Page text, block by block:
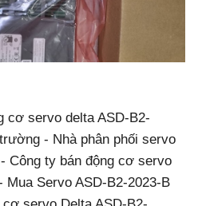
cơ servo delta ASD-B2-
- Nhà phân phối servo
Công ty bán động cơ servo
Mua Servo ASD-B2-2023-B